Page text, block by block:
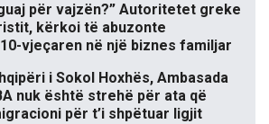
për vajzën?” Autoritetet greke
kërkoi të abuzonte
vjeçaren në një biznes familjar
i Sokol Hoxhës, Ambasada
nuk është strehë për ata që
për t’i shpëtuar ligjit